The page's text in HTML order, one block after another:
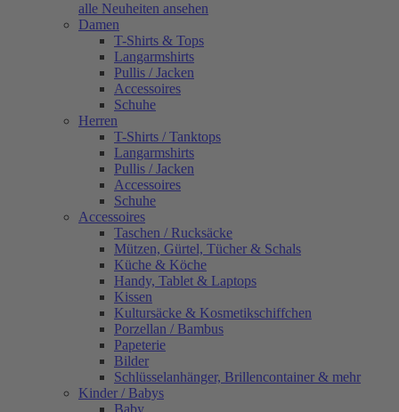
alle Neuheiten ansehen
Damen
T-Shirts & Tops
Langarmshirts
Pullis / Jacken
Accessoires
Schuhe
Herren
T-Shirts / Tanktops
Langarmshirts
Pullis / Jacken
Accessoires
Schuhe
Accessoires
Taschen / Rucksäcke
Mützen, Gürtel, Tücher & Schals
Küche & Köche
Handy, Tablet & Laptops
Kissen
Kultursäcke & Kosmetikschiffchen
Porzellan / Bambus
Papeterie
Bilder
Schlüsselanhänger, Brillencontainer & mehr
Kinder / Babys
Baby